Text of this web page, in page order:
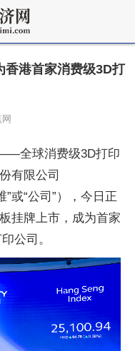
香港首家消费级3D打
——全球消费级3D打印
有限公司
”或“公司”），今日正
挂牌上市，成为首家
公司。